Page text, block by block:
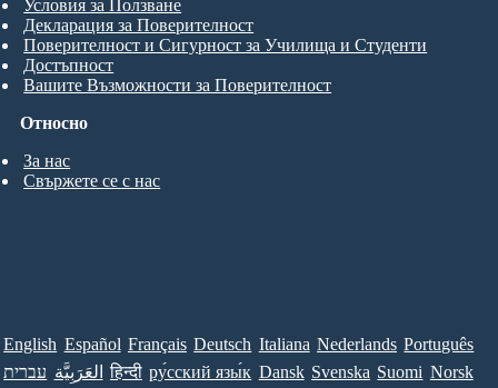
Относно
За нас
Свържете се с нас
Условия за Ползване
Декларация за Поверителност
Поверителност и Сигурност за Училища и Студенти
Достъпност
Вашите Възможности за Поверителност
English Español Français Deutsch Italiana Nederlands Português
עברית العَرَبِيَّة हिन्दी ру́сский язы́к Dansk Svenska Suomi Norsk